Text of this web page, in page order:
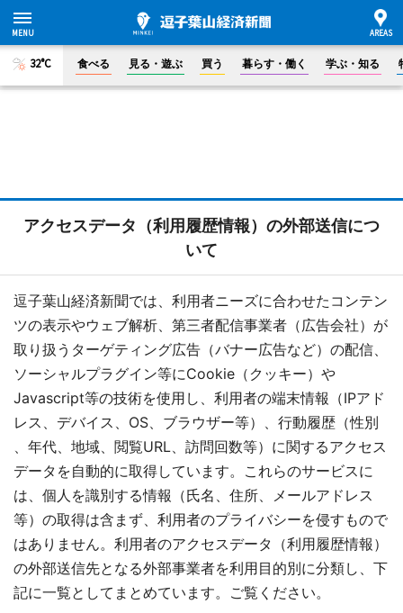
32°C 食べる 見る・遊ぶ 買う 暮らす・働く 学ぶ・知る
アクセスデータ（利用履歴情報）の外部送信につ
いて
逗子葉山経済新聞では、利用者ニーズに合わせたコンテン
ツの表示やウェブ解析、第三者配信事業者（広告会社）が
取り扱うターゲティング広告（バナー広告など）の配信、
ソーシャルプラグイン等にCookie（クッキー）や
Javascript等の技術を使用し、利用者の端末情報（IPアド
レス、デバイス、OS、ブラウザー等）、行動履歴（性別
、年代、地域、閲覧URL、訪問回数等）に関するアクセス
データを自動的に取得しています。これらのサービスに
は、個人を識別する情報（氏名、住所、メールアドレス
等）の取得は含まず、利用者のプライバシーを侵すもので
はありません。利用者のアクセスデータ（利用履歴情報）
の外部送信先となる外部事業者を利用目的別に分類し、下
記に一覧としてまとめています。ご覧ください。